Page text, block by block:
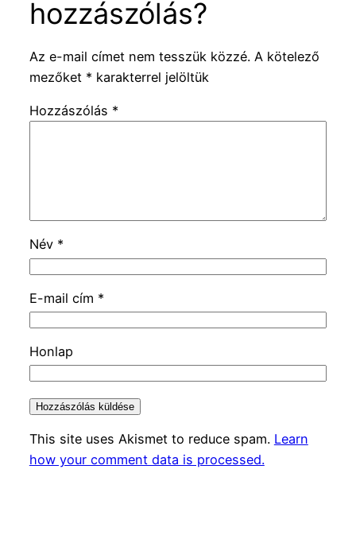
hozzászólás?
Az e-mail címet nem tesszük közzé. A kötelező
mezőket * karakterrel jelöltük
Hozzászólás *
Név *
E-mail cím *
Honlap
This site uses Akismet to reduce spam. Learn
how your comment data is processed.